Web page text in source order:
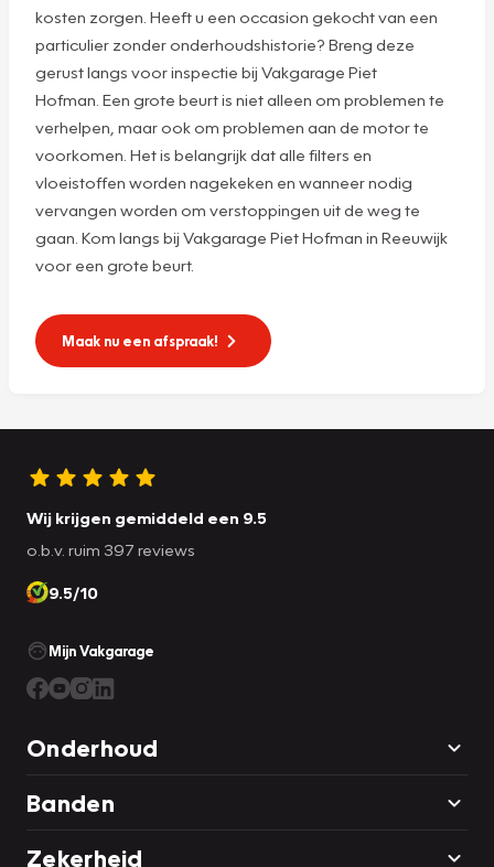
kosten zorgen. Heeft u een occasion gekocht van een
particulier zonder onderhoudshistorie? Breng deze
gerust langs voor inspectie bij Vakgarage Piet
Hofman. Een grote beurt is niet alleen om problemen te
verhelpen, maar ook om problemen aan de motor te
voorkomen. Het is belangrijk dat alle filters en
vloeistoffen worden nagekeken en wanneer nodig
vervangen worden om verstoppingen uit de weg te
gaan. Kom langs bij Vakgarage Piet Hofman in Reeuwijk
voor een grote beurt.
Maak nu een afspraak!
Wij krijgen gemiddeld een 9.5
o.b.v. ruim 397 reviews
9.5/10
Mijn Vakgarage
Onderhoud
Banden
Zekerheid